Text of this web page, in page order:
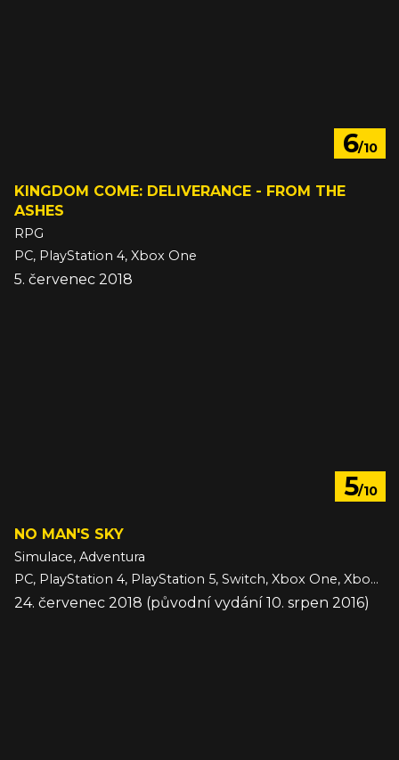
6/10
KINGDOM COME: DELIVERANCE - FROM THE
ASHES
RPG
PC, PlayStation 4, Xbox One
5. červenec 2018
5/10
NO MAN'S SKY
Simulace, Adventura
PC, PlayStation 4, PlayStation 5, Switch, Xbox One, Xbox Series
24. červenec 2018 (původní vydání 10. srpen 2016)